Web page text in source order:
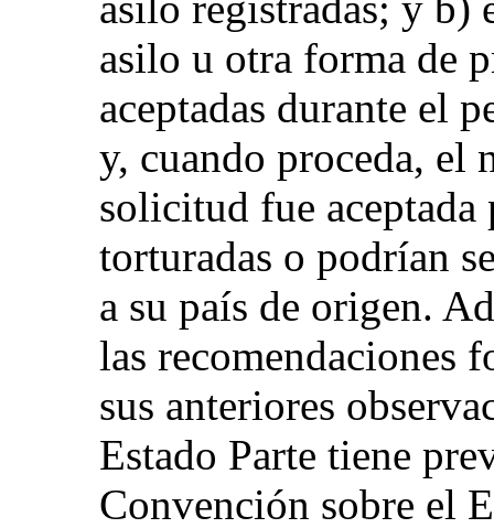
asilo u otra forma de
aceptadas durante el
y, cuando proceda, el
solicitud fue
torturadas o podrían
a su país de origen.
las recomendaciones
sus anteriores
Estado Parte tiene
Convención sobre el